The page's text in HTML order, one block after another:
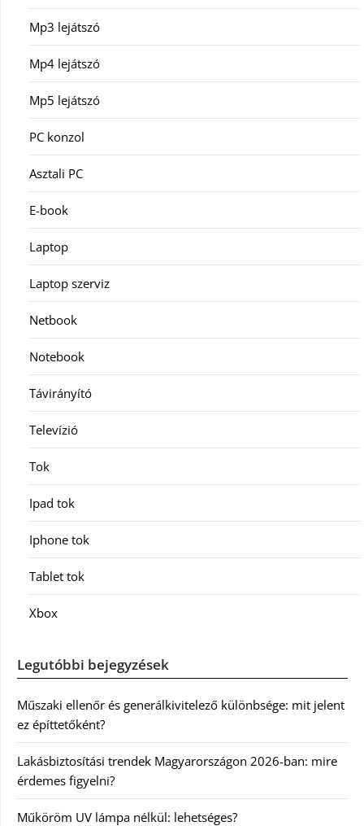
Mp3 lejátszó
Mp4 lejátszó
Mp5 lejátszó
PC konzol
Asztali PC
E-book
Laptop
Laptop szerviz
Netbook
Notebook
Távirányító
Televízió
Tok
Ipad tok
Iphone tok
Tablet tok
Xbox
Legutóbbi bejegyzések
Műszaki ellenőr és generálkivitelező különbsége: mit jelent
ez építtetőként?
Lakásbiztosítási trendek Magyarországon 2026-ban: mire
érdemes figyelni?
Műköröm UV lámpa nélkül: lehetséges?